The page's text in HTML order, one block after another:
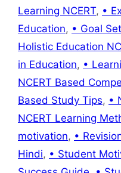
Learning NCERT, •
Education, • Goal
Holistic Education
in Education, •
NCERT Based
Based Study Tips, •
NCERT Learning
motivation, •
Hindi, • Student